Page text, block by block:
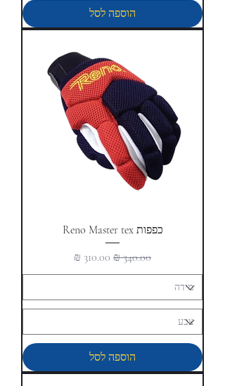
הוספה לסל
כפפות Reno Master tex
מחיר רגיל מחיר מבצע
הוספה לסל